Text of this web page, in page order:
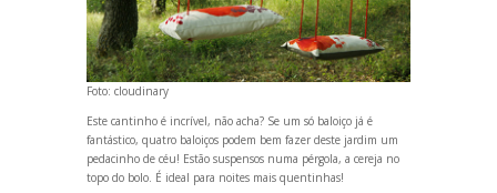
Foto: cloudinary
Este cantinho é incrível, não acha? Se um só baloiço já é
fantástico, quatro baloiços podem bem fazer deste jardim um
pedacinho de céu! Estão suspensos numa pérgola, a cereja no
topo do bolo. É ideal para noites mais quentinhas!